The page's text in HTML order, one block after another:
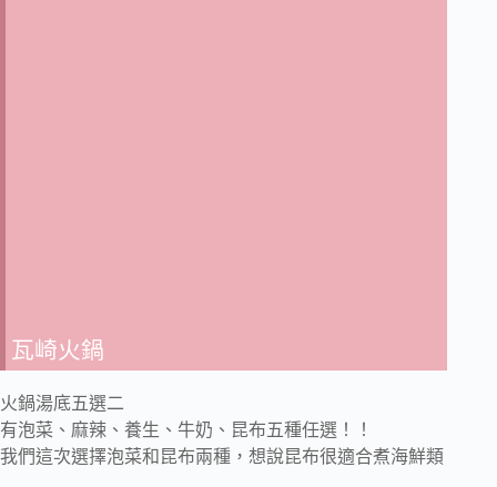
瓦崎火鍋
火鍋湯底五選二
有泡菜、麻辣、養生、牛奶、昆布五種任選！！
我們這次選擇泡菜和昆布兩種，想說昆布很適合煮海鮮類